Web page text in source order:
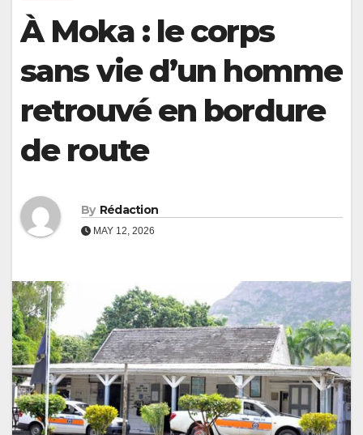
À Moka : le corps
sans vie d’un homme
retrouvé en bordure
de route
By Rédaction
MAY 12, 2026